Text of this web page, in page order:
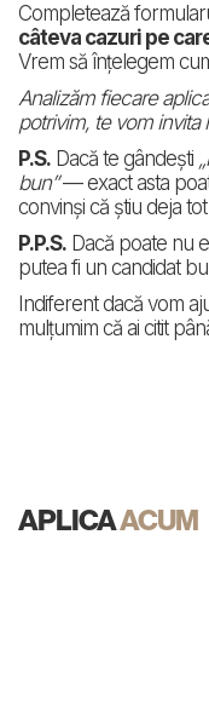
Completează
câteva cazuri pe
Vrem să înțelegem
Analizăm fiecare
potrivim, te vom invita
P.S. Dacă te gândești
bun”— exact asta
convinși că știu deja
P.P.S. Dacă poate nu
putea fi un candidat
Indiferent dacă vom
mulțumim că ai citit
APLICAACUM